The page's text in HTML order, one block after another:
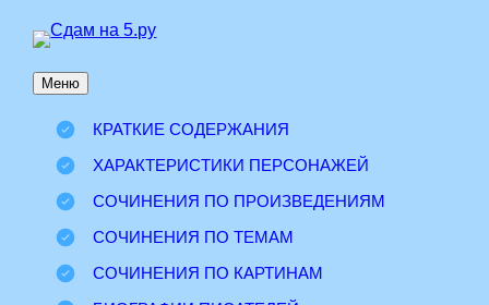
Перейти
содержимому
Меню
КРАТКИЕ СОДЕРЖАНИЯ
ХАРАКТЕРИСТИКИ ПЕРСОНАЖЕЙ
СОЧИНЕНИЯ ПО ПРОИЗВЕДЕНИЯМ
СОЧИНЕНИЯ ПО ТЕМАМ
СОЧИНЕНИЯ ПО КАРТИНАМ